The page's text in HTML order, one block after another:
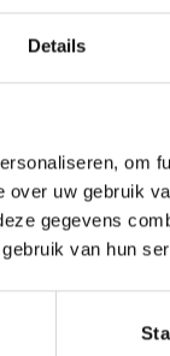
Details
om
uw gebruik
gegevens
van hun
€